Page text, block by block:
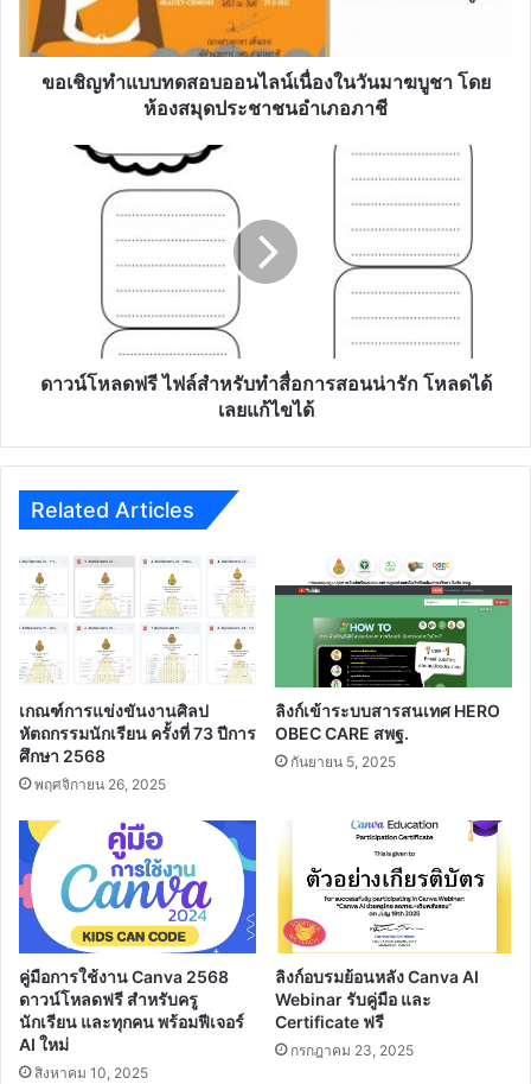
ใน
วัน
มาฆบูชา
ขอเชิญทำแบบทดสอบออนไลน์เนื่องในวันมาฆบูชา โดย
ห้องสมุดประชาชนอำเภอภาชี
ดาวน์โหลด
ได้
ดาวน์โหลดฟรี ไฟล์สำหรับทำสื่อการสอนน่ารัก โหลดได้
เลยแก้ไขได้
Related Articles
เกณฑ์การแข่งขันงานศิลป
หัตถกรรมนักเรียน ครั้งที่ 73 ปีการ
ศึกษา 2568
พฤศจิกายน 26, 2025
ลิงก์เข้าระบบสารสนเทศ HERO
OBEC CARE สพฐ.
กันยายน 5, 2025
คู่มือการใช้งาน Canva 2568
ดาวน์โหลดฟรี สำหรับครู
นักเรียน และทุกคน พร้อมฟีเจอร์
AI ใหม่
สิงหาคม 10, 2025
ลิงก์อบรมย้อนหลัง Canva AI
Webinar รับคู่มือ และ
Certificate ฟรี
กรกฎาคม 23, 2025